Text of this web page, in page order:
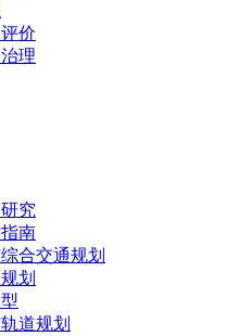
价
理
究
南
合交通规划
划
道规划